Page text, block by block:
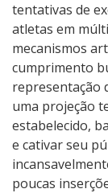
tentativas de
atletas em
mecanismos
cumprimento
representação
uma projeção
estabelecido,
e cativar seu
poucas